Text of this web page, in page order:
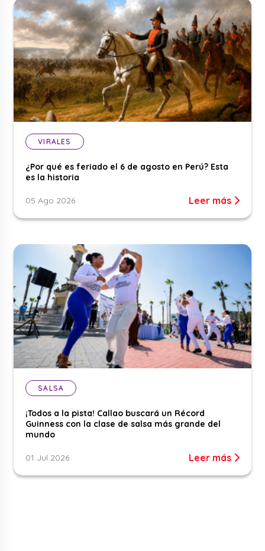
VIRALES
¿Por qué es feriado el 6 de agosto en Perú? Esta
es la historia
05 Ago 2026 Leer más
SALSA
¡Todos a la pista! Callao buscará un Récord
Guinness con la clase de salsa más grande del
mundo
01 Jul 2026 Leer más